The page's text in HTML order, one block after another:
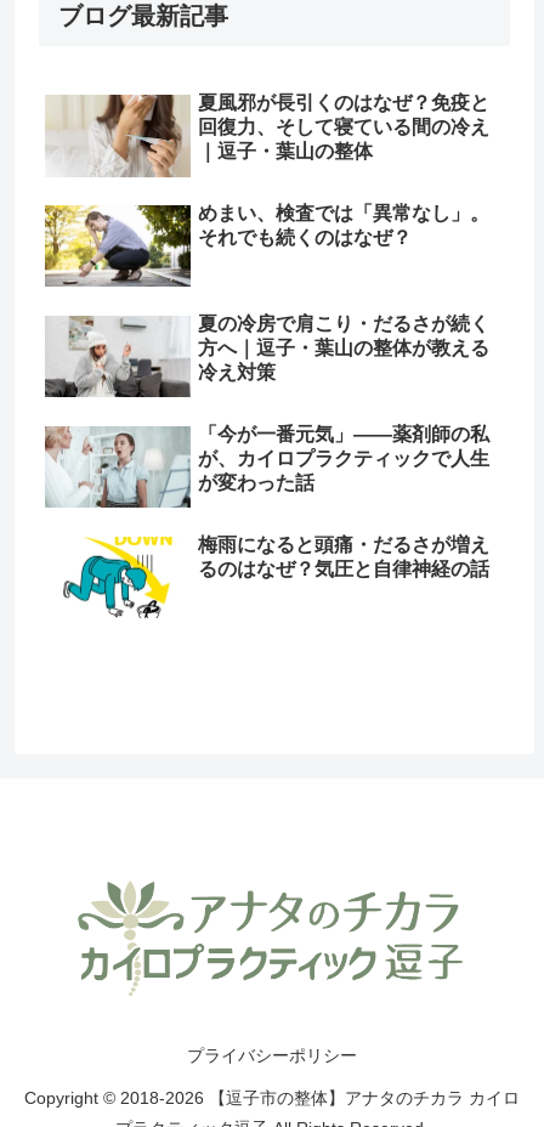
ブログ最新記事
夏風邪が長引くのはなぜ？免疫と
回復力、そして寝ている間の冷え
｜逗子・葉山の整体
めまい、検査では「異常なし」。
それでも続くのはなぜ？
夏の冷房で肩こり・だるさが続く
方へ｜逗子・葉山の整体が教える
冷え対策
「今が一番元気」——薬剤師の私
が、カイロプラクティックで人生
が変わった話
梅雨になると頭痛・だるさが増え
るのはなぜ？気圧と自律神経の話
プライバシーポリシー
Copyright © 2018-2026 【逗子市の整体】アナタのチカラ カイロ